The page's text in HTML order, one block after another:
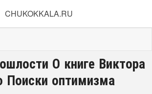
CHUKOKKALA.RU
О книге Виктора
Поиски оптимизма